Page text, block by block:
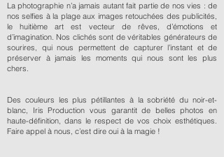
La photographie n’a jamais autant fait partie de nos vies : de
nos selfies à la plage aux images retouchées des publicités,
le huitième art est vecteur de rêves, d’émotions et
d’imagination. Nos clichés sont de véritables générateurs de
sourires, qui nous permettent de capturer l’instant et de
préserver à jamais les moments qui nous sont les plus
chers.
Des couleurs les plus pétillantes à la sobriété du noir-et-
blanc, Iris Production vous garantit de belles photos en
haute-définition, dans le respect de vos choix esthétiques.
Faire appel à nous, c’est dire oui à la magie !